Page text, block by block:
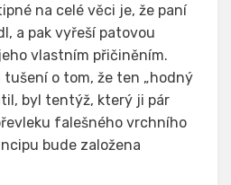
na celé věci je, že paní
a pak vyřeší patovou
vlastním přičiněním.
o tom, že ten „hodný
byl tentýž, který ji pár
falešného vrchního
bude založena